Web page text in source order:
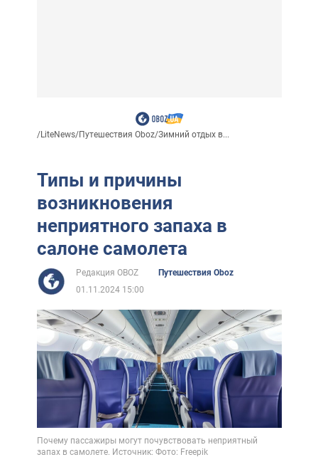
/LiteNews/Путешествия Oboz/Зимний отдых в...
Типы и причины
возникновения
неприятного запаха в
салоне самолета
Редакция OBOZ
Путешествия Oboz
01.11.2024 15:00
Почему пассажиры могут почувствовать неприятный
запах в самолете. Источник: Фото: Freepik